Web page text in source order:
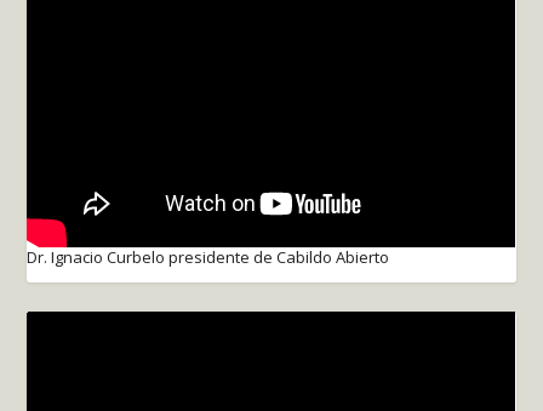
Dr. Ignacio Curbelo presidente de Cabildo Abierto